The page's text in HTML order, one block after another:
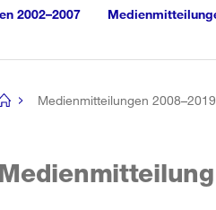
2002–2007
Medienmitteilungen 2008–2019